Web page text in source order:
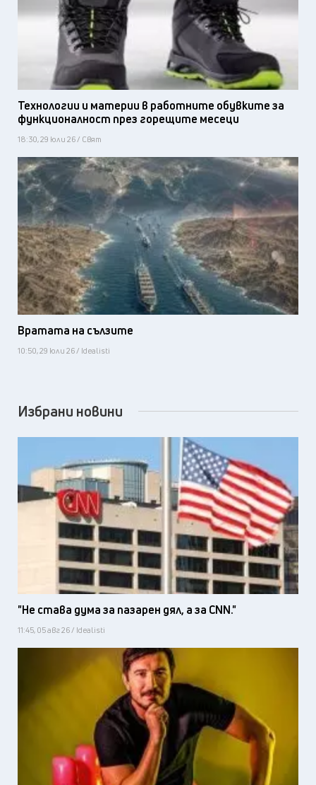
Технологии и материи в работните обувките за
функционалност през горещите месеци
18:30, 29 юли 26 / Свят
Вратата на сълзите
10:50, 29 юли 26 / Idealisti
Избрани новини
"Не става дума за пазарен дял, а за CNN."
11:45, 05 авг 26 / Idealisti